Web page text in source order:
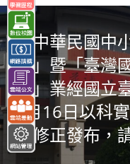
內
容 「中華民國中
點」暨「臺灣
點」業經國立
1月16日以科
令修正發布，